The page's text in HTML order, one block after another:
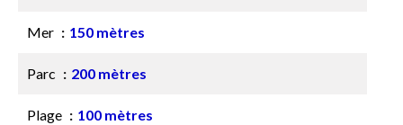
Mer 150 mètres
Parc 200 mètres
Plage 100 mètres